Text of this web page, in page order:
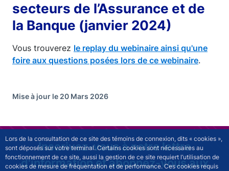
Lors de la consultation de ce site des témoins de connexion, dits « cookies »,
sont déposés sur votre terminal. Certains cookies sont nécessaires au
fonctionnement de ce site, aussi la gestion de ce site requiert l’utilisation de
cookies de mesure de fréquentation et de performance. Ces cookies requis
secteurs de l’Assurance et de
la Banque (janvier 2024)
Vous trouverez le replay du webinaire ainsi qu'une
foire aux questions posées lors de ce webinaire.
Mise à jour le 20 Mars 2026
Inscrivez-vous à notre lettre
d'information et abonnez-vous aux